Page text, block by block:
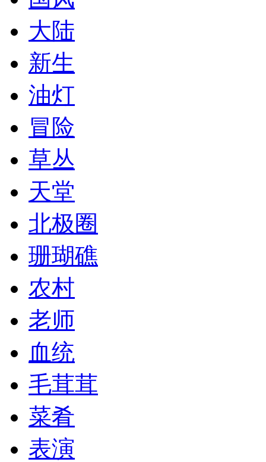
大陆
新生
油灯
冒险
草丛
天堂
北极圈
珊瑚礁
农村
老师
血统
毛茸茸
菜肴
表演